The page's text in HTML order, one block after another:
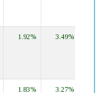
1.92% 3.49%
1.83% 3.27%